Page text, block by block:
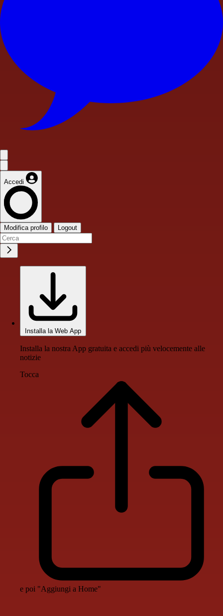
Accedi
Modifica profilo Logout
Installa la Web App
Installa la nostra App gratuita e accedi più velocemente alle
notizie
Tocca
e poi "Aggiungi a Home"